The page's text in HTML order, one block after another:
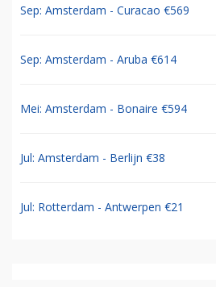
Sep: Amsterdam - Curacao €569
Sep: Amsterdam - Aruba €614
Mei: Amsterdam - Bonaire €594
Jul: Amsterdam - Berlijn €38
Jul: Rotterdam - Antwerpen €21